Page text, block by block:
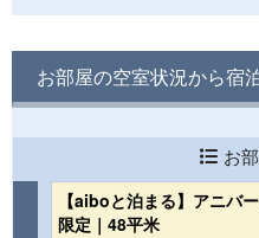
お部屋の空室状況から宿
お
【aiboと泊まる】アニバ
限定｜48平米